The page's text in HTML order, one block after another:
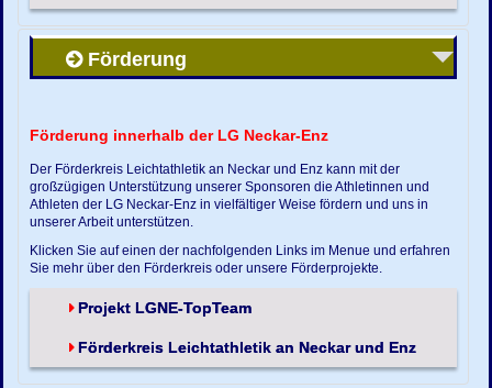
Förderung
Förderung innerhalb der LG Neckar-Enz
Der Förderkreis Leichtathletik an Neckar und Enz kann mit der
großzügigen Unterstützung unserer Sponsoren die Athletinnen und
Athleten der LG Neckar-Enz in vielfältiger Weise fördern und uns in
unserer Arbeit unterstützen.
Klicken Sie auf einen der nachfolgenden Links im Menue und erfahren
Sie mehr über den Förderkreis oder unsere Förderprojekte.
Projekt LGNE-TopTeam
Förderkreis Leichtathletik an Neckar und Enz